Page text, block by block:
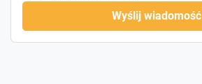
Wyślij wiadomość